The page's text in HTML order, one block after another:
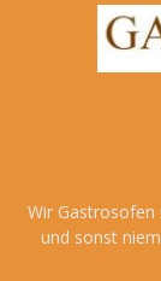
Wir Gastrosofen
und sonst